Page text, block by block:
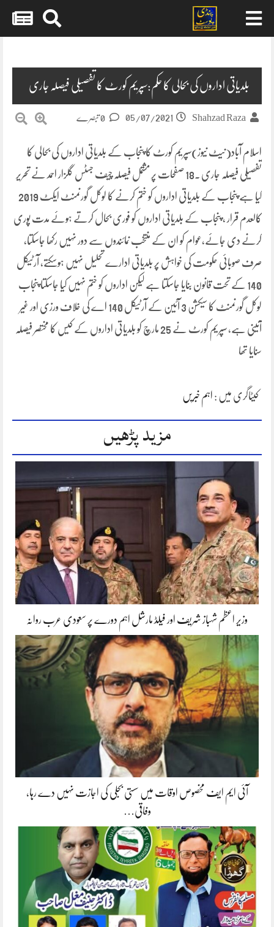
بلدیاتی اداروں کی بحالی کا حکم:سپریم کورٹ کا تفصیلی فیصلہ جاری
Shahzad Raza
05/07/2021
اسلام آباد(نیٹ نیوز)سپریم کورٹ کا پنجاب کے بلدیاتی اداروں کی بحالی کا
تفصیلی فیصلہ جاری .18 صفحات پر مشتمل فیصلہ چیف جسٹس گلزار احمد نے تحریر
کیا ہے پنجاب کے بلدیاتی اداروں کو ختم کرنے کا لوکل گورنمنٹ ایکٹ 2019
کالعدم قرار ، پنجاب کے بلدیاتی اداروں کو فوری بحال کرتے ہوئے مدت پوری
کرنے دی جائے,عوام کو ان کے منتخب نمائندوں سے دور نہیں رکھا جاسکتا،
صرف صوبائی حکومت کی خواہش پر بلدیاتی ادارے تحلیل نہیں ہوسکتے، آرٹیکل
140 کے تحت قانون بنایا جاسکتا ہے لیکن اداروں کو ختم نہیں کیا جاسکتا پنجاب
لوکل گورنمنٹ کا سیکشن 3 آئین کے آرٹیکل 140 اے کی خلاف ورزی اور غیر
آئینی ہے, سپریم کورٹ نے 25 مارچ کو بلدیاتی اداروں کے کیس کا مختصر فیصلہ
سنایا تھا
کیٹاگری میں : اہم خبریں
مزید پڑھیں
وزیر اعظم شہباز شریف اور فیلڈ مارشل اہم دورے پر سعودی عرب روانہ
آئی ایم ایف مخصوص اوقات میں سستی بجلی کی اجازت نہیں دے رہا،
وفاقی…